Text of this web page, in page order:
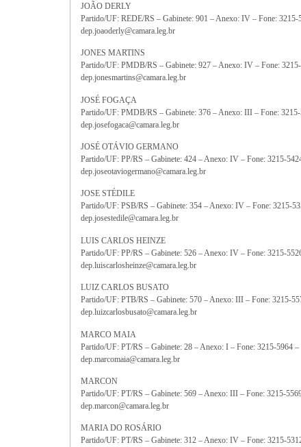
JOÃO DERLY
Partido/UF: REDE/RS – Gabinete: 901 – Anexo: IV – Fone: 3215-
dep.joaoderly@camara.leg.br
JONES MARTINS
Partido/UF: PMDB/RS – Gabinete: 927 – Anexo: IV – Fone:
dep.jonesmartins@camara.leg.br
JOSÉ FOGAÇA
Partido/UF: PMDB/RS – Gabinete: 376 – Anexo: III – Fone:
dep.josefogaca@camara.leg.br
JOSÉ OTÁVIO GERMANO
Partido/UF: PP/RS – Gabinete: 424 – Anexo: IV – Fone: 3215-
dep.joseotaviogermano@camara.leg.br
JOSE STÉDILE
Partido/UF: PSB/RS – Gabinete: 354 – Anexo: IV – Fone: 3215-
dep.josestedile@camara.leg.br
LUIS CARLOS HEINZE
Partido/UF: PP/RS – Gabinete: 526 – Anexo: IV – Fone: 3215-
dep.luiscarlosheinze@camara.leg.br
LUIZ CARLOS BUSATO
Partido/UF: PTB/RS – Gabinete: 570 – Anexo: III – Fone: 3215-
dep.luizcarlosbusato@camara.leg.br
MARCO MAIA
Partido/UF: PT/RS – Gabinete: 28 – Anexo: I – Fone: 3215-5964
dep.marcomaia@camara.leg.br
MARCON
Partido/UF: PT/RS – Gabinete: 569 – Anexo: III – Fone: 3215-
dep.marcon@camara.leg.br
MARIA DO ROSÁRIO
Partido/UF: PT/RS – Gabinete: 312 – Anexo: IV – Fone: 3215-